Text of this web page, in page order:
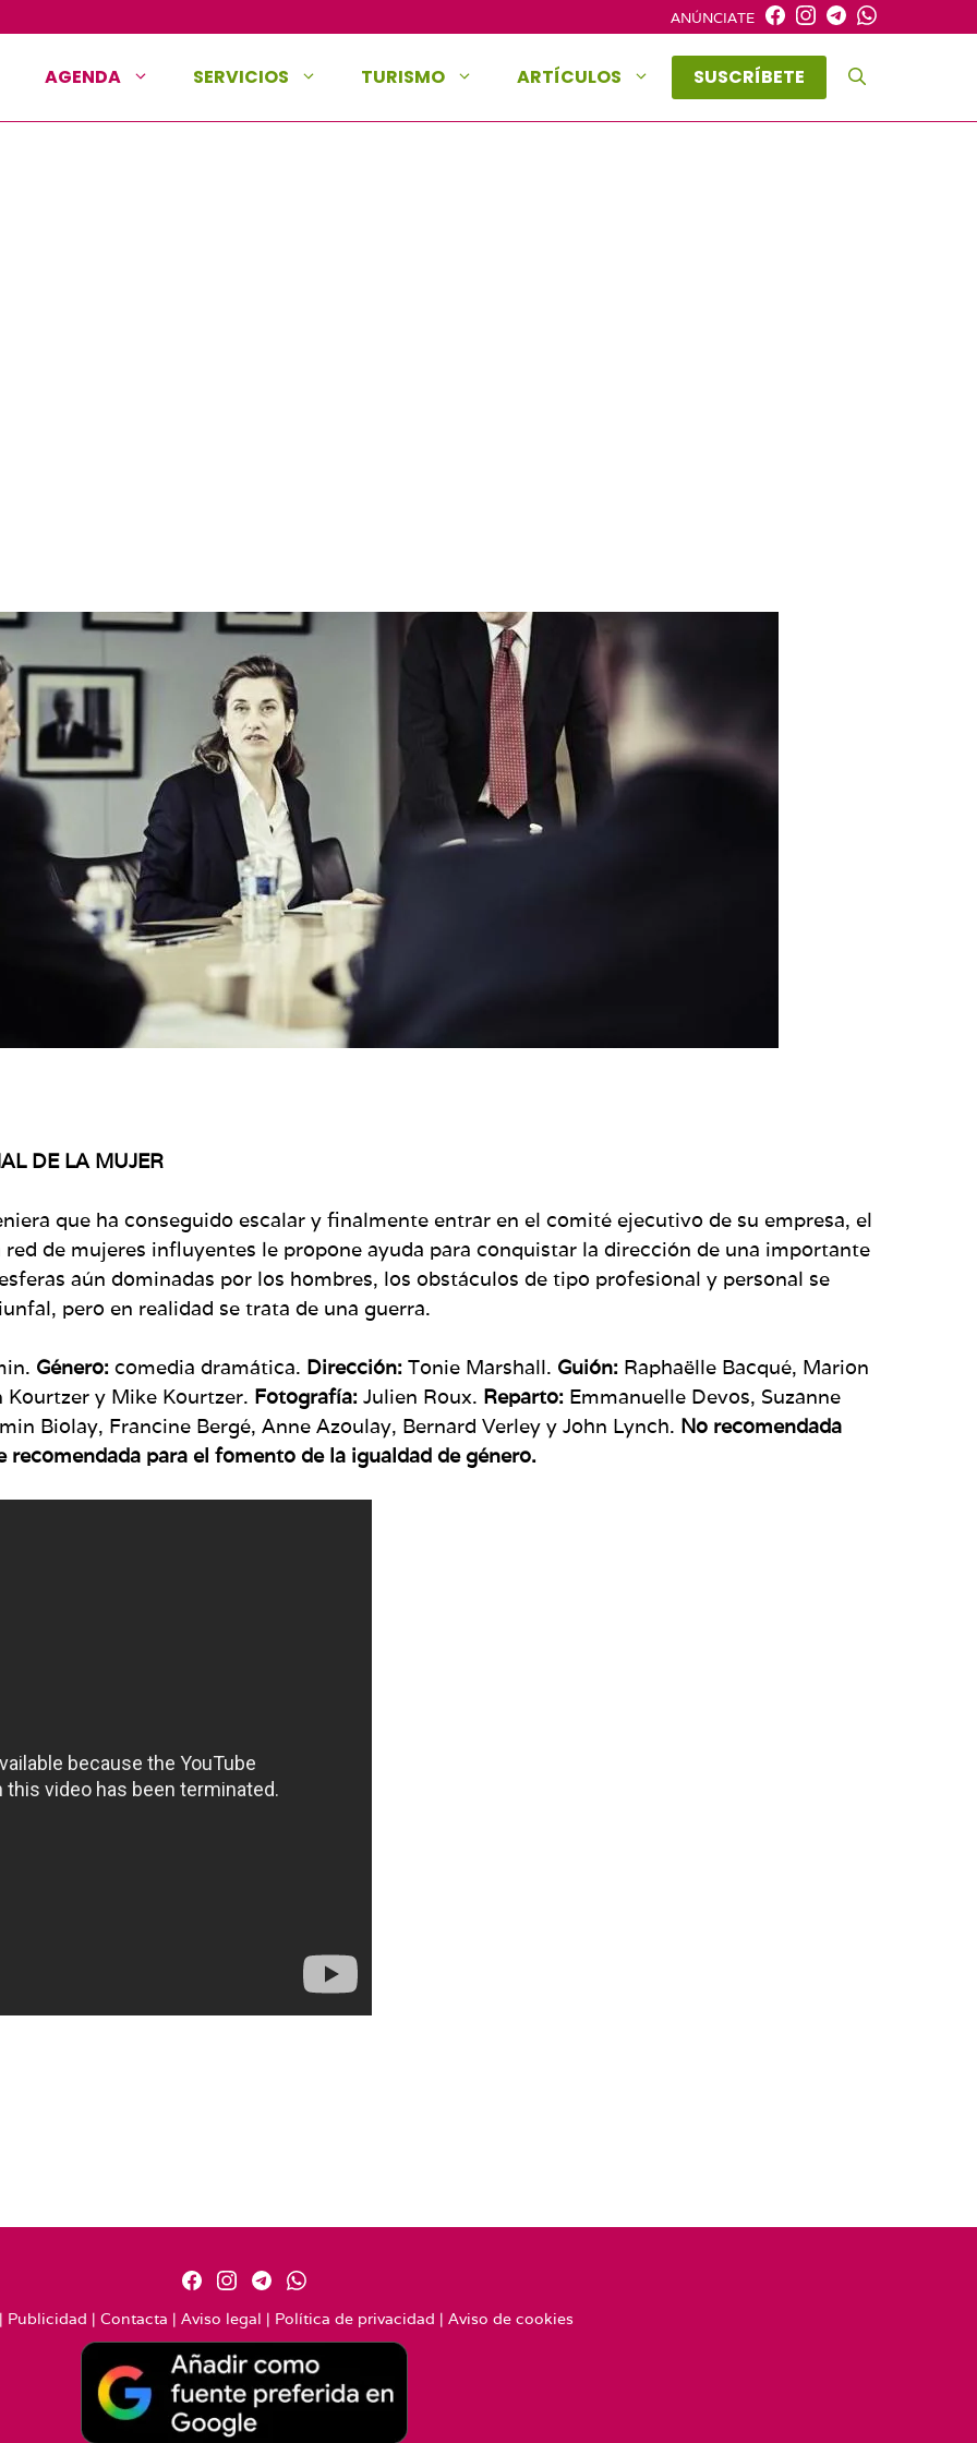
ANÚNCIATE
AGENDA SERVICIOS TURISMO ARTÍCULOS SUSCRÍBETE
DE LA MUJER
que ha conseguido escalar y finalmente entrar en el comité ejecutivo de su empresa, el
de mujeres influyentes le propone ayuda para conquistar la dirección de una importante
aún dominadas por los hombres, los obstáculos de tipo profesional y personal se
pero en realidad se trata de una guerra.
Género: comedia dramática. Dirección: Tonie Marshall. Guión: Raphaëlle Bacqué, Marion
Kourtzer y Mike Kourtzer. Fotografía: Julien Roux. Reparto: Emmanuelle Devos, Suzanne
Biolay, Francine Bergé, Anne Azoulay, Bernard Verley y John Lynch. No recomendada
recomendada para el fomento de la igualdad de género.
Publicidad | Contacta | Aviso legal | Política de privacidad | Aviso de cookies